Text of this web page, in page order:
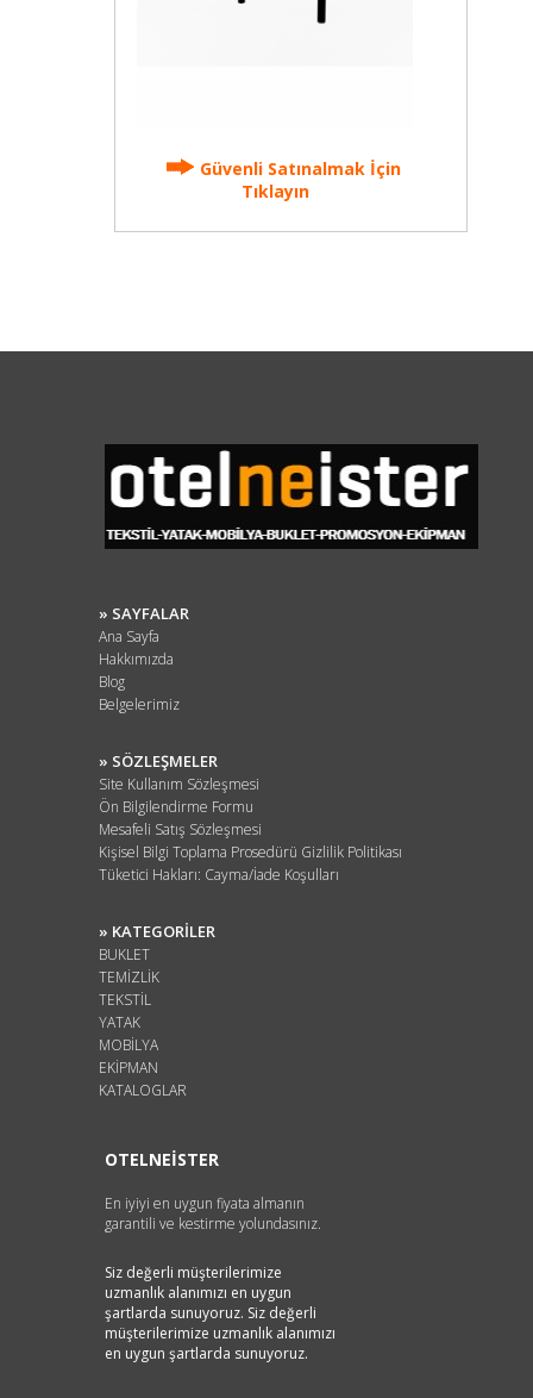
Güvenli Satınalmak İçin
Tıklayın
» SAYFALAR
Ana Sayfa
Hakkımızda
Blog
Belgelerimiz
» SÖZLEŞMELER
Site Kullanım Sözleşmesi
Ön Bilgilendirme Formu
Mesafeli Satış Sözleşmesi
Kişisel Bilgi Toplama Prosedürü Gizlilik Politikası
Tüketici Hakları: Cayma/İade Koşulları
» KATEGORİLER
BUKLET
TEMİZLİK
TEKSTİL
YATAK
MOBİLYA
EKİPMAN
KATALOGLAR
OTELNEİSTER
En iyiyi en uygun fiyata almanın
garantili ve kestirme yolundasınız.
Siz değerli müşterilerimize
uzmanlık alanımızı en uygun
şartlarda sunuyoruz. Siz değerli
müşterilerimize uzmanlık alanımızı
en uygun şartlarda sunuyoruz.